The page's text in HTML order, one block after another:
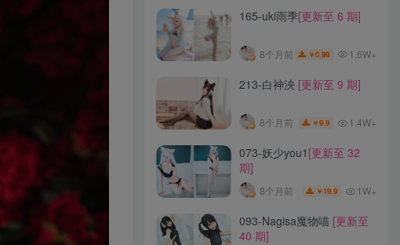
165-uki雨季[更新至 6 期]
8个月前 ￥0.99 1.6W+
213-白神泱 [更新至 9 期]
8个月前 ￥9.9 1.4W+
073-妖少you1 [更新至 32
期]
8个月前 ￥ 19.9 1W+
093-Nagisa魔物喵 [更新至
40 期]
热门推荐
期]
期]